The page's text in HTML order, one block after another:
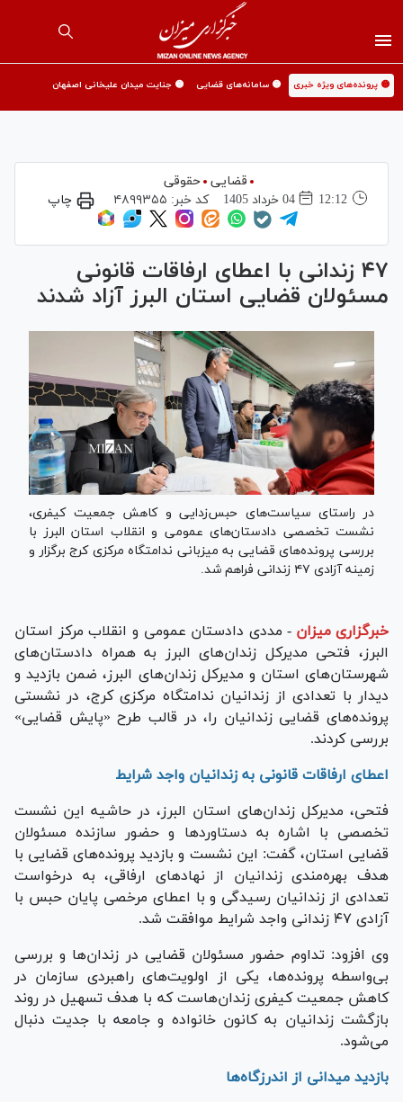
🟡 پرونده‌های ویژه خبری 🟡 سامانه‌های قضایی 🟡 جنایت میدان علیخانی اصفهان
قضایی حقوقی
12:12
04 خرداد 1405 کد خبر: ۴۸۹۹۳۵۵ چاپ
۴۷ زندانی با اعطای ارفاقات قانونی
مسئولان قضایی استان البرز آزاد شدند
در راستای سیاست‌های حبس‌زدایی و کاهش جمعیت کیفری،
نشست تخصصی دادستان‌های عمومی و انقلاب استان البرز با
بررسی پرونده‌های قضایی به میزبانی ندامتگاه مرکزی کرج برگزار و
زمینه آزادی ۴۷ زندانی فراهم شد.
خبرگزاری میزان - مددی دادستان عمومی و انقلاب مرکز استان
البرز، فتحی مدیرکل زندان‌های البرز به همراه دادستان‌های
شهرستان‌های استان و مدیرکل زندان‌های البرز، ضمن بازدید و
دیدار با تعدادی از زندانیان ندامتگاه مرکزی کرج، در نشستی
پرونده‌های قضایی زندانیان را، در قالب طرح «پایش قضایی»
بررسی کردند.
اعطای ارفاقات قانونی به زندانیان واجد شرایط
فتحی، مدیرکل زندان‌های استان البرز، در حاشیه این نشست
تخصصی با اشاره به دستاورد‌ها و حضور سازنده مسئولان
قضایی استان، گفت: این نشست و بازدید پرونده‌های قضایی با
هدف بهره‌مندی زندانیان از نهاد‌های ارفاقی، به درخواست
تعدادی از زندانیان رسیدگی و با اعطای مرخصی پایان حبس با
آزادی ۴۷ زندانی واجد شرایط موافقت شد.
وی افزود: تداوم حضور مسئولان قضایی در زندان‌ها و بررسی
بی‌واسطه پرونده‌ها، یکی از اولویت‌های راهبردی سازمان در
کاهش جمعیت کیفری زندان‌هاست که با هدف تسهیل در روند
بازگشت زندانیان به کانون خانواده و جامعه با جدیت دنبال
می‌شود.
بازدید میدانی از اندرزگاه‌ها